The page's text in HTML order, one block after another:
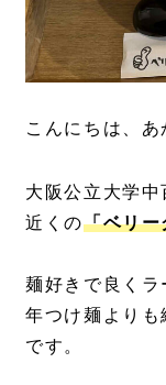
こんにちは、あ
大阪公立大学
近くの「ベリー
麺好きで良く
年つけ麺より
です。